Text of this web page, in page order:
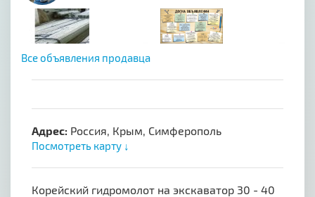
Все объявления продавца
Адрес: Россия, Крым, Симферополь
Посмотреть карту ↓
Корейский гидромолот на экскаватор 30 - 40